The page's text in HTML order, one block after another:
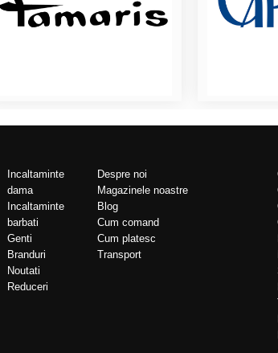
Incaltaminte
dama
Incaltaminte
barbati
Genti
Branduri
Noutati
Reduceri
Despre noi
Magazinele noastre
Blog
Cum comand
Cum platesc
Transport